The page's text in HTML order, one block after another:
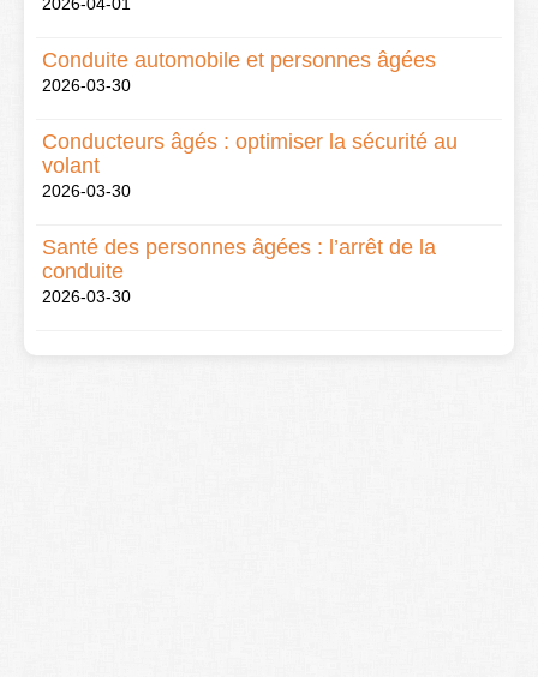
Conduite automobile et personnes âgées
2026-03-30
Conducteurs âgés : optimiser la sécurité au
volant
2026-03-30
Santé des personnes âgées : l’arrêt de la
conduite
2026-03-30